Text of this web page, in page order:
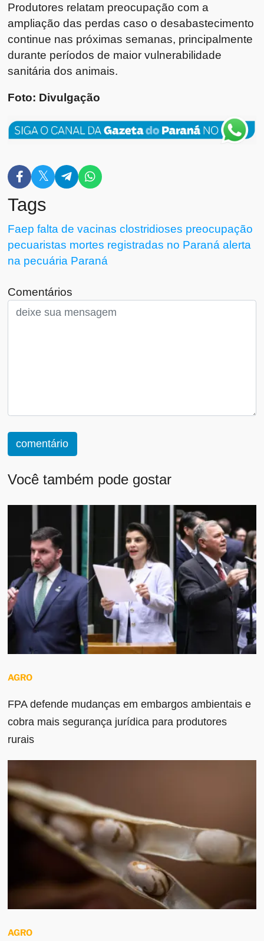
Produtores relatam preocupação com a
ampliação das perdas caso o desabastecimento
continue nas próximas semanas, principalmente
durante períodos de maior vulnerabilidade
sanitária dos animais.
Foto: Divulgação
Tags
Faep falta de vacinas clostridioses preocupação
pecuaristas mortes registradas no Paraná alerta
na pecuária Paraná
Comentários
comentário
Você também pode gostar
AGRO
FPA defende mudanças em embargos ambientais e
cobra mais segurança jurídica para produtores
rurais
AGRO